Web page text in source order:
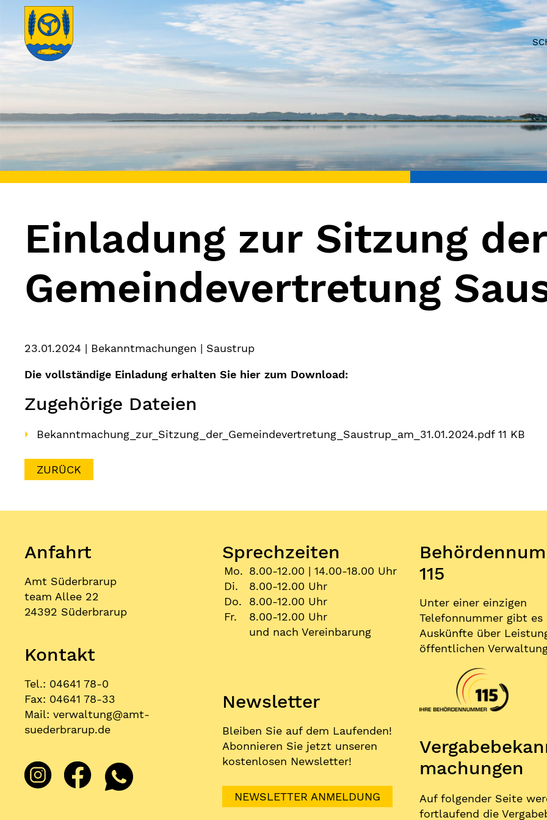
Einladung zur Sitzung der
Gemeindevertretung
23.01.2024 | Bekanntmachungen | Saustrup
Die vollständige Einladung erhalten Sie hier zum Download:
Zugehörige Dateien
Bekanntmachung_zur_Sitzung_der_Gemeindevertretung_Saustrup_am_31.01.2024.pdf 11 KB
ZURÜCK
Anfahrt
Amt Süderbrarup
team Allee 22
24392 Süderbrarup
Kontakt
Tel.: 04641 78-0
Fax: 04641 78-33
Mail: verwaltung@amt-
suederbrarup.de
Sprechzeiten
Mo. 8.00-12.00 | 14.00-18.00 Uhr
Di.
8.00-12.00 Uhr
Do.
8.00-12.00 Uhr
Fr.
8.00-12.00 Uhr
und nach Vereinbarung
Newsletter
Bleiben Sie auf dem Laufenden!
Abonnieren Sie jetzt unseren
kostenlosen Newsletter!
NEWSLETTER ANMELDUNG
115
Unter einer einzigen
Telefonnummer gibt es
Auskünfte über
öffentlichen
machungen
Auf folgender Seite
fortlaufend die